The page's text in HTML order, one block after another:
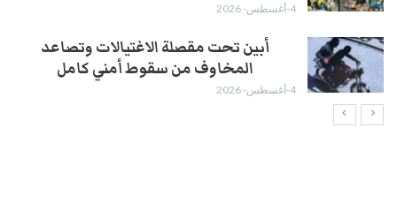
4-أغسطس- 2026
أبين تحت مقصلة الاغتيالات وتصاعد
المخاوف من سقوط أمني كامل
4-أغسطس- 2026